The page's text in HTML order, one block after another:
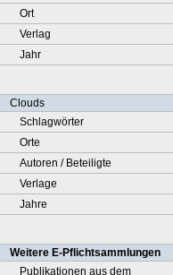
Ort
Verlag
Jahr
Clouds
Schlagwörter
Orte
Autoren / Beteiligte
Verlage
Jahre
Weitere E-Pflichtsammlungen
Publikationen aus dem